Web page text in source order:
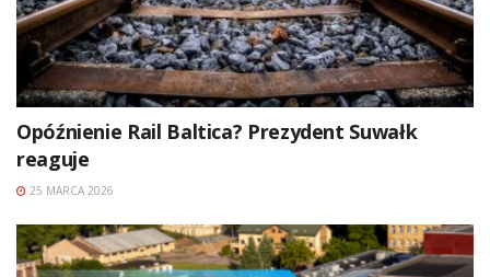
Opóźnienie Rail Baltica? Prezydent Suwałk
reaguje
25 MARCA 2026